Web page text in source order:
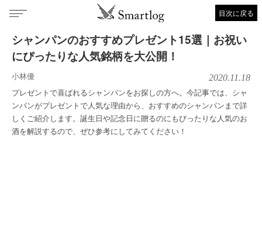
目次に戻る
シャンパンのおすすめプレゼント15選｜お祝い
にぴったりな人気銘柄を大公開！
小林優 2020.11.18
プレゼントで喜ばれるシャンパンをお探しの方へ。今記事では、シャ
ンパンがプレゼントで人気な理由から、おすすめのシャンパンまで詳
しくご紹介します。誕生日や記念日に贈るのにもぴったりな人気のお
酒を解説するので、ぜひ参考にしてみてください！